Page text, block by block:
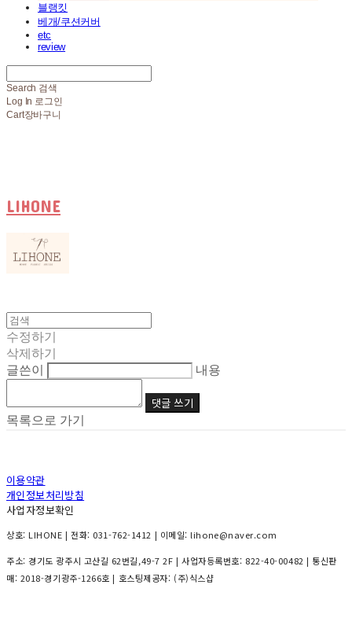
블랭킷
베개/쿠션커버
etc
review
Search 검색
Log In 로그인
Cart장바구니
LIHONE
수정하기
삭제하기
글쓴이
내용
댓글 쓰기
목록으로 가기
이용약관
개인정보처리방침
사업자정보확인
상호: LIHONE | 전화: 031-762-1412 | 이메일: lihone@naver.com
주소: 경기도 광주시 고산길 62번길,49-7 2F | 사업자등록번호: 822-40-00482 | 통신판
매: 2018-경기광주-1266호 | 호스팅제공자: (주)식스샵